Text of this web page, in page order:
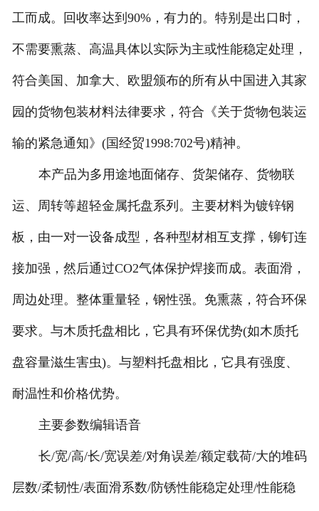
工而成。回收率达到90%，有力的。特别是出口时，
不需要熏蒸、高温具体以实际为主或性能稳定处理，
符合美国、加拿大、欧盟颁布的所有从中国进入其家
园的货物包装材料法律要求，符合《关于货物包装运
输的紧急通知》(国经贸1998:702号)精神。
本产品为多用途地面储存、货架储存、货物联
运、周转等超轻金属托盘系列。主要材料为镀锌钢
板，由一对一设备成型，各种型材相互支撑，铆钉连
接加强，然后通过CO2气体保护焊接而成。表面滑，
周边处理。整体重量轻，钢性强。免熏蒸，符合环保
要求。与木质托盘相比，它具有环保优势(如木质托
盘容量滋生害虫)。与塑料托盘相比，它具有强度、
耐温性和价格优势。
主要参数编辑语音
长/宽/高/长/宽误差/对角误差/额定载荷/大的堆码
层数/柔韧性/表面滑系数/防锈性能稳定处理/性能稳